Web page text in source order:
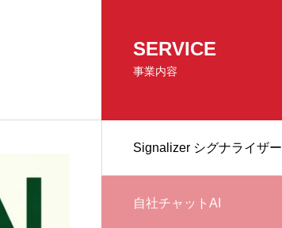
SERVICE
事業内容
Signalizer シグナライザー
自社チャットAI